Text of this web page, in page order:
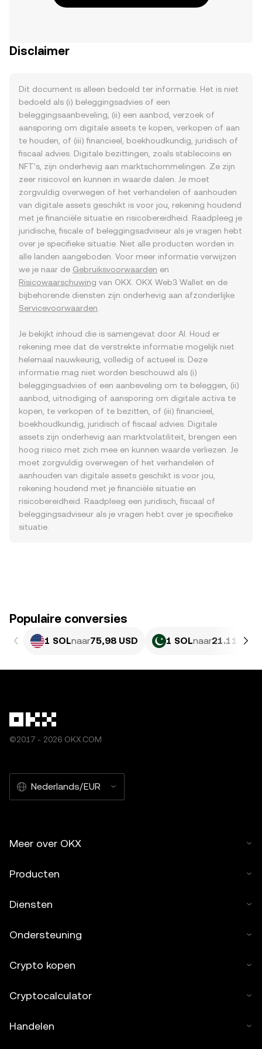
Disclaimer
Dit document is alleen bedoeld ter informatie. Het is niet
bedoeld als (i) beleggingsadvies of een
beleggingsaanbeveling, (ii) een aanbod, verzoek of
aansporing om digitale assets te kopen, verkopen of aan
te houden, of (iii) financieel, boekhoudkundig, juridisch of
fiscaal advies. Digitale bezittingen, zoals stablecoins en
NFT's, zijn onderhevig aan marktschommelingen. Ze zijn
zeer risicovol en kunnen in waarde dalen. Je moet
zorgvuldig overwegen of het verhandelen of aanhouden
van digitale assets geschikt is voor jou, rekening houdend
met je financiële situatie en risicobereidheid. Raadpleeg je
juridische, fiscale of beleggingsadviseur als je vragen hebt
over je specifieke situatie. Niet alle producten worden in
alle landen aangeboden. Voor meer informatie verwijzen
we je naar de Gebruiksvoorwaarden en
Risicowaarschuwing van OKX. OKX Web3 Wallet en de
bijbehorende diensten zijn onderhevig aan afzonderlijke
Servicevoorwaarden
Je bekijkt inhoud die is samengevat door AI. Houd er
rekening mee dat de verstrekte informatie mogelijk niet
helemaal nauwkeurig, volledig of actueel is. Deze
informatie mag niet worden beschouwd als (i)
beleggingsadvies of een aanbeveling om te beleggen, (ii)
aanbod, uitnodiging of aansporing om digitale activa te
kopen, te verkopen of te bezitten, of (iii) financieel,
boekhoudkundig, juridisch of fiscaal advies. Digitale
assets zijn onderhevig aan marktvolatiliteit, brengen een
hoog risico met zich mee en kunnen waarde verliezen. Je
moet zorgvuldig overwegen of het verhandelen of
aanhouden van digitale assets geschikt is voor jou,
rekening houdend met je financiële situatie en
risicobereidheid. Raadpleeg een juridisch, fiscaal of
beleggingsadviseur als je vragen hebt over je specifieke
situatie.
Populaire conversies
1 SOLnaar75,98 USD 1 SOLnaar21.112,53
©2017 - 2026 OKX.COM
Nederlands/EUR
Meer over OKX
Producten
Diensten
Ondersteuning
Crypto kopen
Cryptocalculator
Handelen